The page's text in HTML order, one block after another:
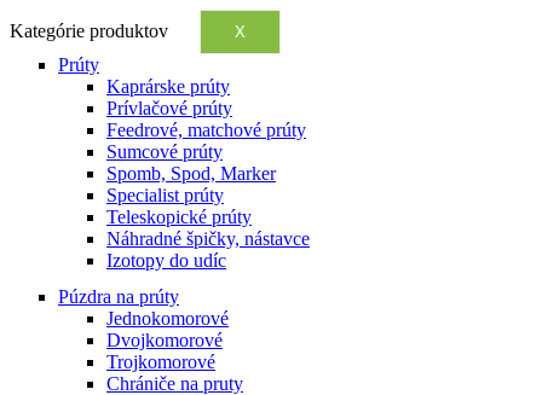
Kategórie produktov X
Prúty
Kaprárske prúty
Prívlačové prúty
Feedrové, matchové prúty
Sumcové prúty
Spomb, Spod, Marker
Specialist prúty
Teleskopické prúty
Náhradné špičky, nástavce
Izotopy do udíc
Púzdra na prúty
Jednokomorové
Dvojkomorové
Trojkomorové
Chrániče na pruty